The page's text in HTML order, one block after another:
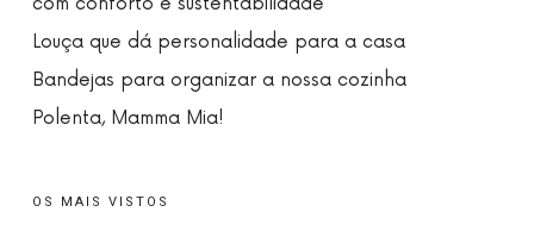
com conforto e sustentabilidade
Louça que dá personalidade para a casa
Bandejas para organizar a nossa cozinha
Polenta, Mamma Mia!
OS MAIS VISTOS